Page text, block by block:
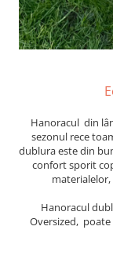
Hanoracul din
sezonul rece
dublura este din
confort sporit
Hanoracul
Oversized,